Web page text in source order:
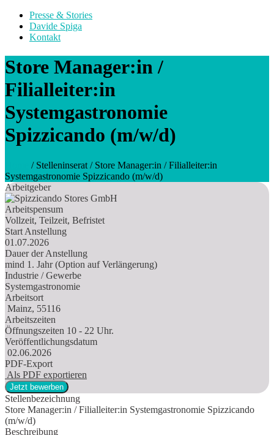
Presse & Stories
Davide Spiga
Kontakt
Store Manager:in /
Filialleiter:in
Systemgastronomie
Spizzicando (m/w/d)
/ Stelleninserat / Store Manager:in / Filialleiter:in
Systemgastronomie Spizzicando (m/w/d)
Arbeitgeber
Arbeitspensum
Vollzeit, Teilzeit, Befristet
Start Anstellung
01.07.2026
Dauer der Anstellung
mind 1. Jahr (Option auf Verlängerung)
Industrie / Gewerbe
Systemgastronomie
Arbeitsort
Mainz, 55116
Arbeitszeiten
Öffnungszeiten 10 - 22 Uhr.
Veröffentlichungsdatum
02.06.2026
PDF-Export
Als PDF exportieren
Jetzt bewerben
Stellenbezeichnung
Store Manager:in / Filialleiter:in Systemgastronomie Spizzicando
(m/w/d)
Beschreibung